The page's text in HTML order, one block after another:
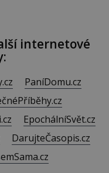
internetové
PaníDomu.cz
EpochálníSvět.cz
DarujteČasopis.cz